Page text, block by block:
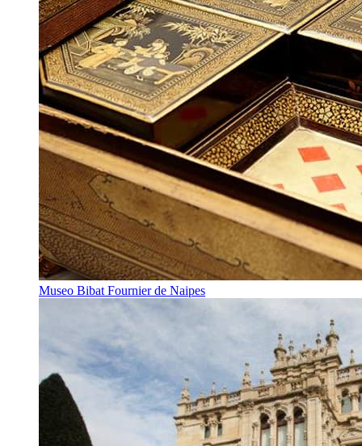
Museo Bibat Fournier de Naipes